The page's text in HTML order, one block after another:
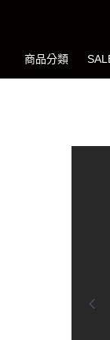
商品分類